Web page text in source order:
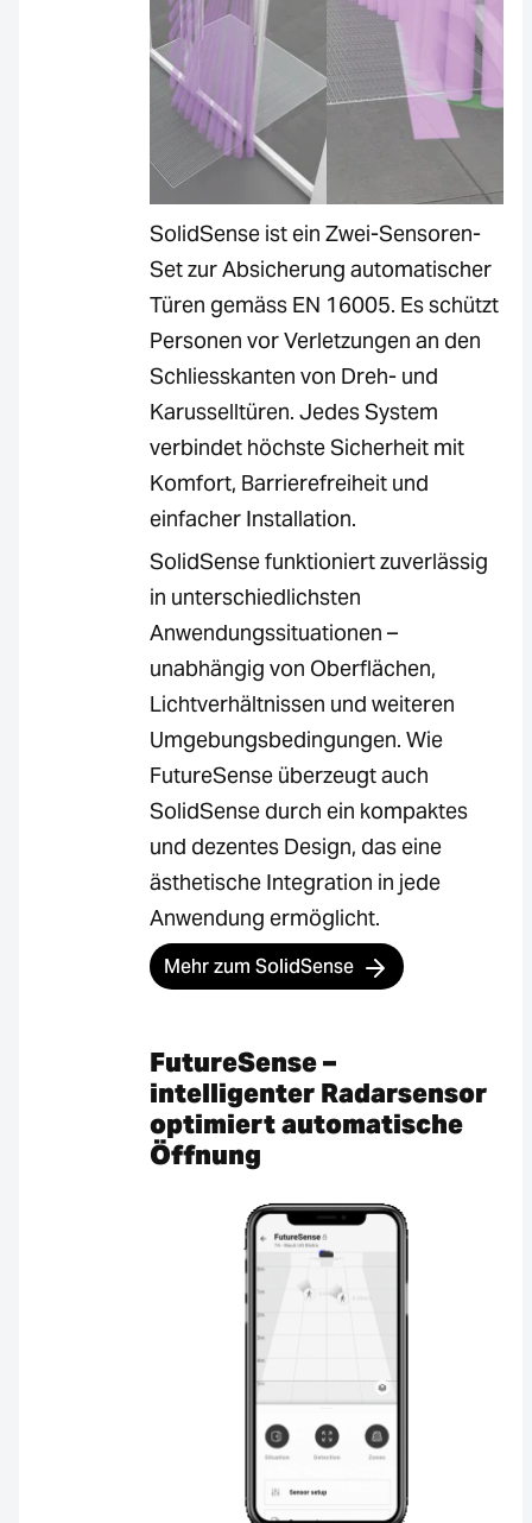
SolidSense ist ein Zwei-Sensoren-
Set zur Absicherung automatischer
Türen gemäss EN 16005. Es schützt
Personen vor Verletzungen an den
Schliesskanten von Dreh- und
Karusselltüren. Jedes System
verbindet höchste Sicherheit mit
Komfort, Barrierefreiheit und
einfacher Installation.
SolidSense funktioniert zuverlässig
in unterschiedlichsten
Anwendungssituationen –
unabhängig von Oberflächen,
Lichtverhältnissen und weiteren
Umgebungsbedingungen. Wie
FutureSense überzeugt auch
SolidSense durch ein kompaktes
und dezentes Design, das eine
ästhetische Integration in jede
Anwendung ermöglicht.
Mehr zum SolidSense
FutureSense –
intelligenter Radarsensor
optimiert automatische
Öffnung